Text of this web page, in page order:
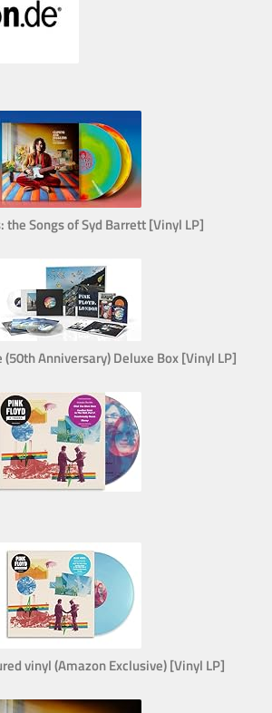
the Songs of Syd Barrett [Vinyl LP]
(50th Anniversary) Deluxe Box [Vinyl LP]
vinyl (Amazon Exclusive) [Vinyl LP]